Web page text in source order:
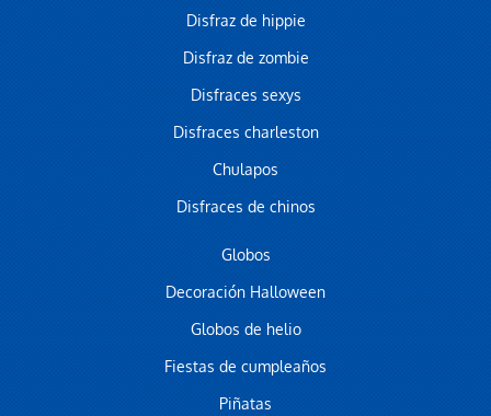
Disfraz de hippie
Disfraz de zombie
Disfraces sexys
Disfraces charleston
Chulapos
Disfraces de chinos
Globos
Decoración Halloween
Globos de helio
Fiestas de cumpleaños
Piñatas